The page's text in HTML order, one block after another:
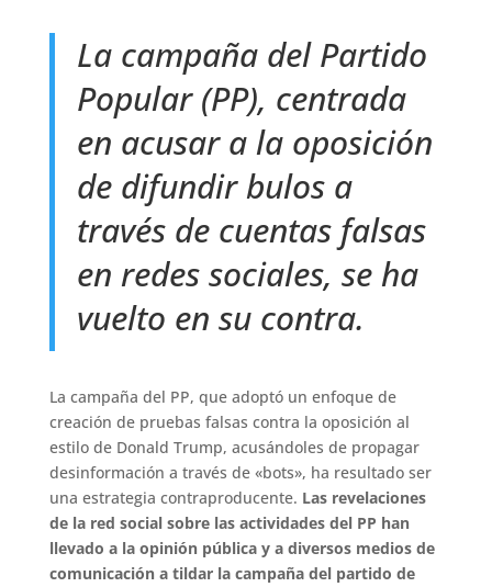
La campaña del Partido
Popular (PP), centrada
en acusar a la oposición
de difundir bulos a
través de cuentas falsas
en redes sociales, se ha
vuelto en su contra.
La campaña del PP, que adoptó un enfoque de
creación de pruebas falsas contra la oposición al
estilo de Donald Trump, acusándoles de propagar
desinformación a través de «bots», ha resultado ser
una estrategia contraproducente. Las revelaciones
de la red social sobre las actividades del PP han
llevado a la opinión pública y a diversos medios de
comunicación a tildar la campaña del partido de